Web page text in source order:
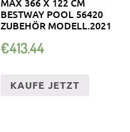
BESTWAY POOL 56420
ZUBEHÖR MODELL.2021
€413.44
KAUFE JETZT